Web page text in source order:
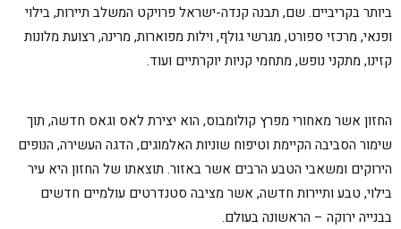
ביותר בקריביים. שם, תבנה קנדה-ישראל פרויקט המשלב תיירות, בילוי
ופנאי, מרכזי ספורט, מגרשי גולף, וילות מפוארות, מרינה, רצועת מלונות
קזינו, מתקני נופש, מתחמי קניות יוקרתיים ועוד.
החזון אשר מאחורי מפרץ קולומבוס, הוא יצירת לאס וגאס חדשה, תוך
שימור הסביבה הקיימת וטיפוח שוניות האלמוגים, הדגה העשירה, הנופים
הירוקים ומשאבי הטבע הרבים אשר באזור. תוצאתו של החזון היא עיר
בילוי, טבע ותיירות חדשה, אשר מציבה סטנדרטים עולמיים חדשים
בבנייה ירוקה – הראשונה בעולם.